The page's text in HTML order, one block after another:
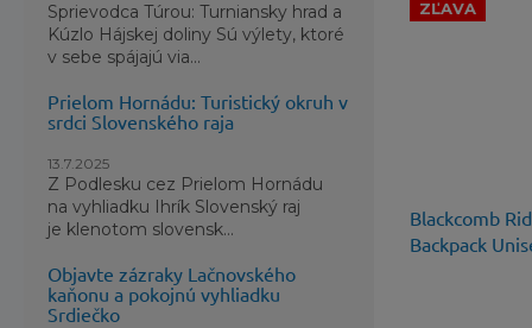
Sprievodca Túrou: Turniansky hrad a
Kúzlo Hájskej doliny Sú výlety, ktoré
v sebe spájajú via...
Prielom Hornádu: Turistický okruh v
srdci Slovenského raja
13.7.2025
Z Podlesku cez Prielom Hornádu
na vyhliadku Ihrík Slovenský raj
je klenotom slovensk...
Objavte zázraky Lačnovského
kaňonu a pokojnú vyhliadku
Srdiečko
ZĽAVA
Blackcomb
Backpack